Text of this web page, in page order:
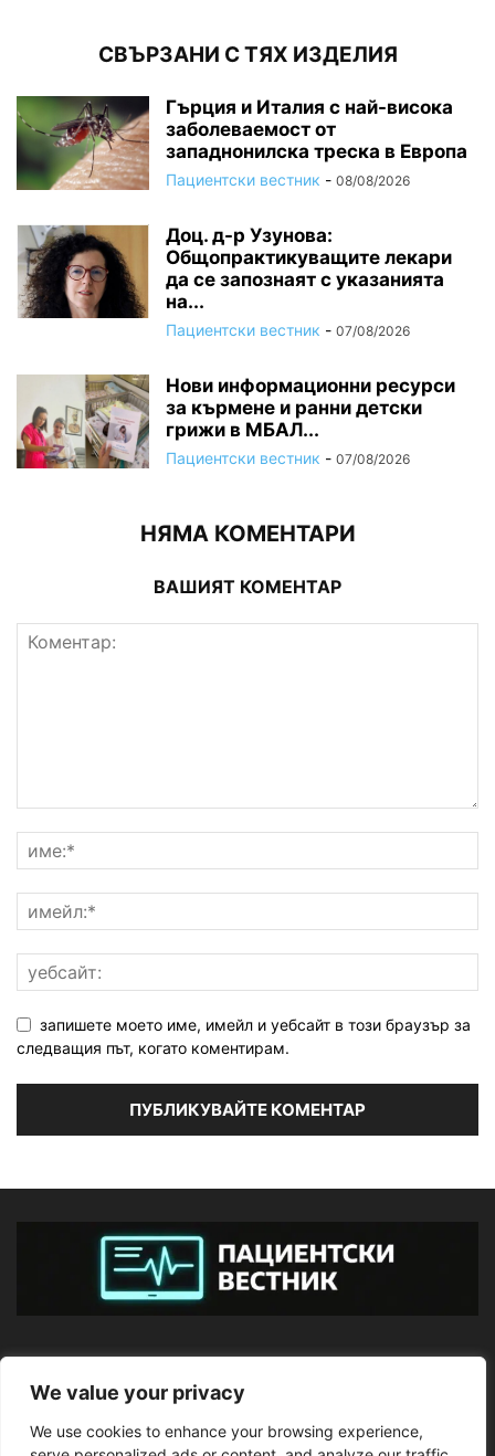
We value your privacy
We use cookies to enhance your browsing experience,
СВЪРЗАНИ С ТЯХ ИЗДЕЛИЯ
Гърция и Италия с най-висока
заболеваемост от
западнонилска треска в Европа
Пациентски вестник - 08/08/2026
Доц. д-р Узунова:
Общопрактикуващите лекари
да се запознаят с указанията
на...
Пациентски вестник - 07/08/2026
Нови информационни ресурси
за кърмене и ранни детски
грижи в МБАЛ...
Пациентски вестник - 07/08/2026
НЯМА КОМЕНТАРИ
ВАШИЯТ КОМЕНТАР
запишете моето име, имейл и уебсайт в този браузър за
следващия път, когато коментирам.
ПОСЛЕДВАЙТЕ НИ